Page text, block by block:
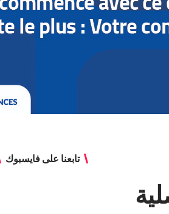
تابعنا على فايسبوك